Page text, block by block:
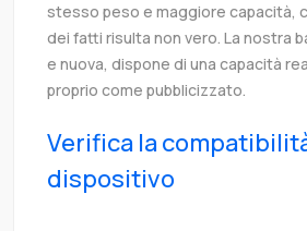
stesso peso e maggiore capacità,
dei fatti risulta non vero. La nostra
e nuova, dispone di una capacità
proprio come pubblicizzato.
Verifica la
dispositivo